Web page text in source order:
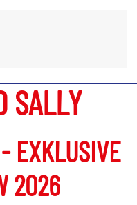
SALLY
EXKLUSIVE
2026